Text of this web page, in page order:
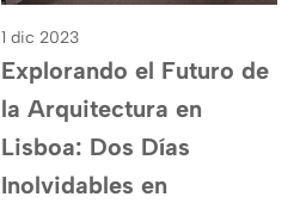
1 dic 2023
Explorando el Futuro de
la Arquitectura en
Lisboa: Dos Días
Inolvidables en